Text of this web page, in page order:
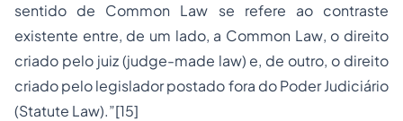
sentido de Common Law se refere ao contraste
existente entre, de um lado, a Common Law, o direito
criado pelo juiz (judge-made law) e, de outro, o direito
criado pelo legislador postado fora do Poder Judiciário
(Statute Law).”[15]